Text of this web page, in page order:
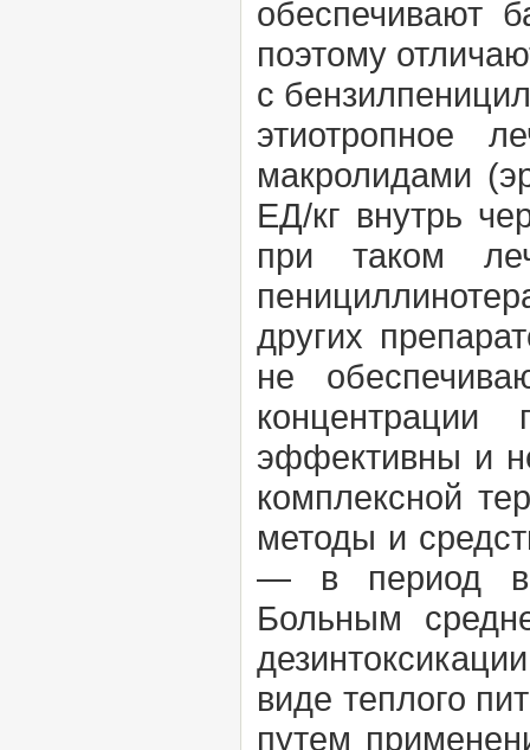
обеспечивают
поэтому
с
этиотропное
макролидами
ЕД/кг внутрь
при таком
других
не
эффективны и
комплексной
методы и
— в период
Больным
виде теплого
путем